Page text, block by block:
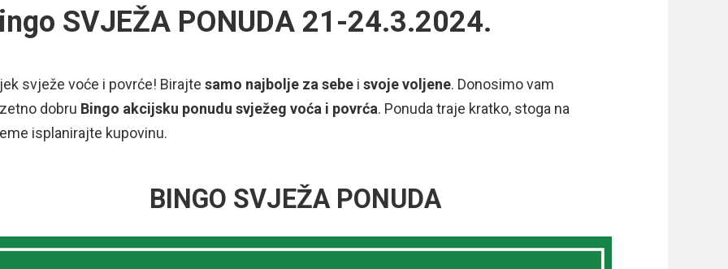
SVJEŽA PONUDA 21-24.3.2024.
svježe voće i povrće! Birajtesamo najbolje za sebe i svoje voljene. Donosimo vam
dobru Bingo akcijsku ponudu svježeg voća i povrća. Ponuda traje kratko, stoga na
isplanirajte kupovinu.
BINGO SVJEŽA PONUDA